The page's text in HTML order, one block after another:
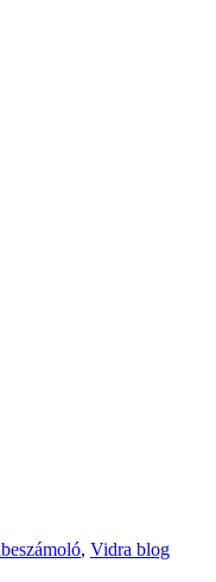
, Vidra blog